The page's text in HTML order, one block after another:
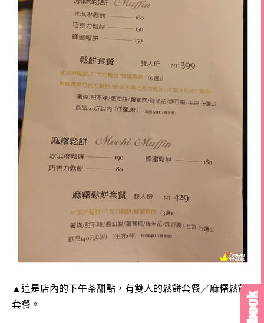
▲這是店內的下午茶甜點，有雙人的鬆餅套餐／麻糬鬆餅
套餐。